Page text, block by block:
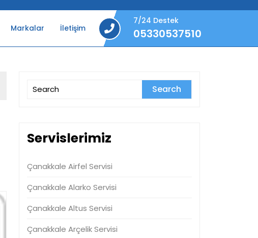
Markalar İletişim
7/24 Destek
05330537510
05330537510
Search
Servislerimiz
Çanakkale Airfel Servisi
Çanakkale Alarko Servisi
Çanakkale Altus Servisi
Çanakkale Arçelik Servisi